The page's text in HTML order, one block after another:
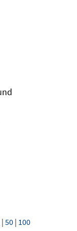
| 50 | 100